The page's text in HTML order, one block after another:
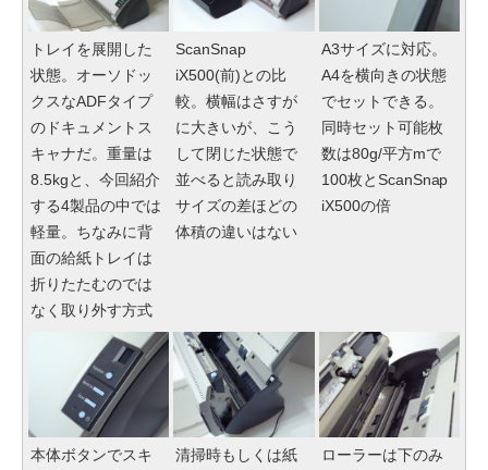
トレイを展開した
状態。オーソドッ
クスなADFタイプ
のドキュメントス
キャナだ。重量は
8.5kgと、今回紹介
する4製品の中では
軽量。ちなみに背
面の給紙トレイは
折りたたむのでは
なく取り外す方式
ScanSnap
iX500(前)との比
較。横幅はさすが
に大きいが、こう
して閉じた状態で
並べると読み取り
サイズの差ほどの
体積の違いはない
A3サイズに対応。
A4を横向きの状態
でセットできる。
同時セット可能枚
数は80g/平方mで
100枚とScanSnap
iX500の倍
本体ボタンでスキ
清掃時もしくは紙
ローラーは下のみ